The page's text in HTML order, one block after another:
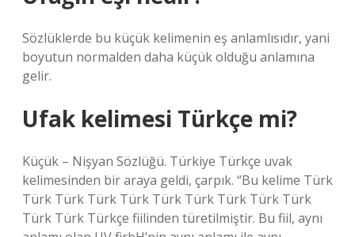
Sözlüklerde bu küçük kelimenin eş anlamlısıdır, yani
boyutun normalden daha küçük olduğu anlamına
gelir.
Ufak kelimesi Türkçe mi?
Küçük – Nişyan Sözlüğü. Türkiye Türkçe uvak
kelimesinden bir araya geldi, çarpık. “Bu kelime Türk
Türk Türk Türk Türk Türk Türk Türk Türk Türk
Türk Türk Türkçe fiilinden türetilmiştir. Bu fiil, aynı